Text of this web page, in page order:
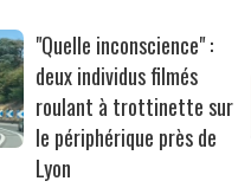
"Quelle inconscience" :
deux individus filmés
roulant à trottinette sur
le périphérique près de
Lyon